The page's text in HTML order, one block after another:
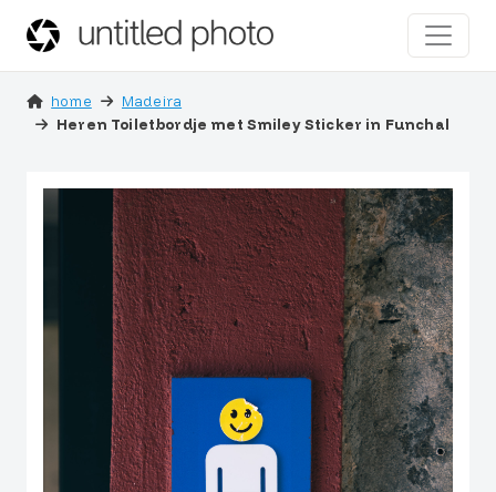
home
Madeira
Heren Toiletbordje met Smiley Sticker in Funchal